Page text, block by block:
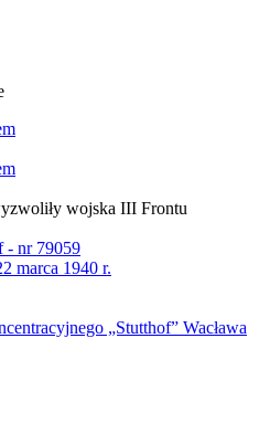
wojska III Frontu
- nr 79059
marca 1940 r.
„Stutthof” Wacława